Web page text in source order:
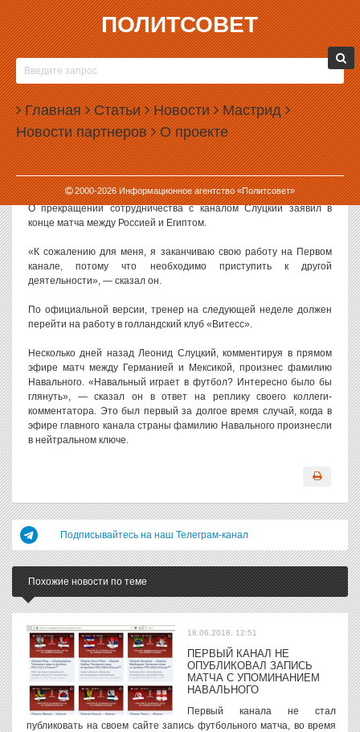
ПОЛИТСОВЕТ
Главная Статьи Новости Мастрид
Новости партнеров О проекте
2000-2026Информационное агентство «Политсовет»
20.06.2018, 09:07
СЛУЦКИЙ ПОСЛЕ ШУТКИ О НАВАЛЬНОМ
ПЕРЕСТАНЕТ КОММЕНТИРОВАТЬ МАТЧИ НА
ПЕРВОМ КАНАЛЕ
Бывший тренер сборной России Леонид Слуцкий больше не
будет комментировать матчи Чемпионата мира по футболу на
Первом канале. За несколько дней до этого он произнес в прямом
эфире фамилию Навального.
О прекращении сотрудничества с каналом Слуцкий заявил в
конце матча между Россией и Египтом.
«К сожалению для меня, я заканчиваю свою работу на Первом
канале, потому что необходимо приступить к другой
деятельности», — сказал он.
По официальной версии, тренер на следующей неделе должен
перейти на работу в голландский клуб «Витесс».
Несколько дней назад Леонид Слуцкий, комментируя в прямом
эфире матч между Германией и Мексикой, произнес фамилию
Навального. «Навальный играет в футбол? Интересно было бы
глянуть», — сказал он в ответ на реплику своего коллеги-
комментатора. Это был первый за долгое время случай, когда в
эфире главного канала страны фамилию Навального произнесли
в нейтральном ключе.
Подписывайтесь на наш Телеграм-канал
Похожие новости по теме
18.06.2018, 12:51
ПЕРВЫЙ КАНАЛ НЕ
ОПУБЛИКОВАЛ ЗАПИСЬ
МАТЧА С УПОМИНАНИЕМ
НАВАЛЬНОГО
Первый канала не стал
публиковать на своем сайте запись футбольного матча, во время